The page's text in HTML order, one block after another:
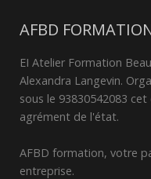
AFBD
EI Atelier Formation
Alexandra Langevin.
sous le 93830542083
agrément de l'état.
AFBD formation, votre
entreprise.